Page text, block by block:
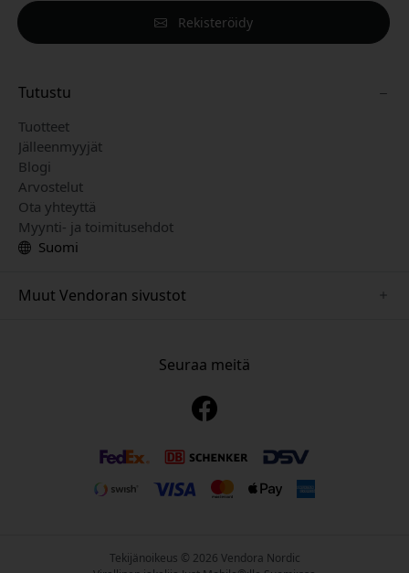
Rekisteröidy
Tutustu
Tuotteet
Jälleenmyyjät
Blogi
Arvostelut
Ota yhteyttä
Myynti- ja toimitusehdot
Suomi
Muut Vendoran sivustot
www.nordicsmartlight.seSeuraa meitä
Tekijänoikeus © 2026 Vendora Nordic